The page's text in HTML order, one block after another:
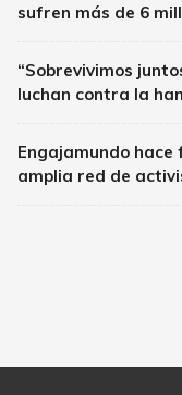
sufren más de 6
“Sobrevivimos
luchan contra la
Engajamundo hace
amplia red de